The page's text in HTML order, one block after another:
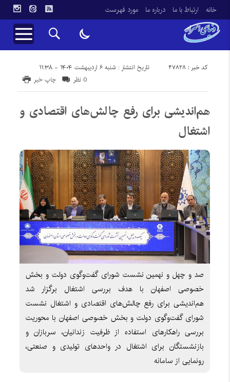
خانه ارتباط با ما درباره ما مورد فهرست
تاریخ انتشار : شنبه ۶ اردیبهشت ۱۴۰۴ - ۱۱:۳۸ کد خبر : 47828
چاپ خبر 0 نظر
هم‌اندیشی برای رفع چالش‌های اقتصادی و
اشتغال
صد و چهل و نهمین نشست شورای گفت‌وگوی دولت و بخش
خصوصی اصفهان با هدف بررسی اشتغال برگزار شد
هم‌اندیشی برای رفع چالش‌های اقتصادی و اشتغال نشست
شورای گفت‌وگوی دولت و بخش خصوصی اصفهان با محوریت
بررسی راهکارهای استفاده از ظرفیت زندانیان، سربازان و
بازنشستگان برای اشتغال در واحدهای تولیدی و صنعتی،
رونمایی از سامانه